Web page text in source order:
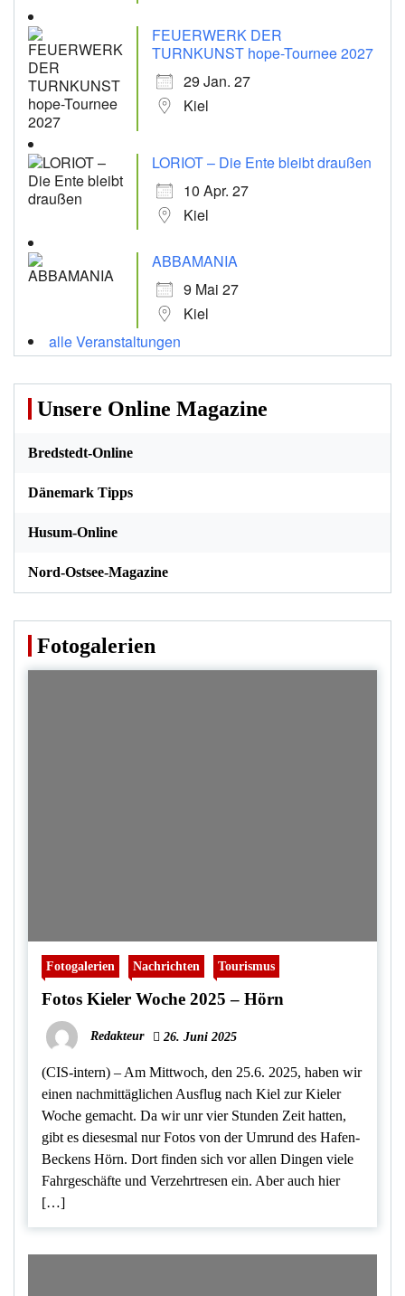
FEUERWERK DER
TURNKUNST hope-Tournee 2027
29 Jan. 27
Kiel
LORIOT – Die Ente bleibt draußen
10 Apr. 27
Kiel
ABBAMANIA
9 Mai 27
Kiel
alle Veranstaltungen
Unsere Online Magazine
Bredstedt-Online
Dänemark Tipps
Husum-Online
Nord-Ostsee-Magazine
Fotogalerien
Fotogalerien Nachrichten Tourismus
Fotos Kieler Woche 2025 – Hörn
Redakteur 26. Juni 2025
(CIS-intern) – Am Mittwoch, den 25.6. 2025, haben wir
einen nachmittäglichen Ausflug nach Kiel zur Kieler
Woche gemacht. Da wir unr vier Stunden Zeit hatten,
gibt es diesesmal nur Fotos von der Umrund des Hafen-
Beckens Hörn. Dort finden sich vor allen Dingen viele
Fahrgeschäfte und Verzehrtresen ein. Aber auch hier
[…]